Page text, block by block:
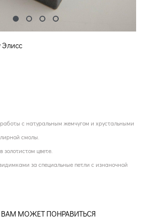
Элисс
с натуральным жемчугом и хрустальными
смолы.
золотистом цвете.
за специальные петли с изнаночной
МОЖЕТ ПОНРАВИТЬСЯ